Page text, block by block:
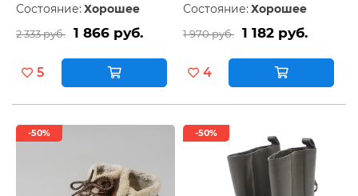
Состояние: Хорошее
2 333 руб. 1 866 руб.
5
Состояние: Хорошее
1 970 руб. 1 182 руб.
4
-50% -50%